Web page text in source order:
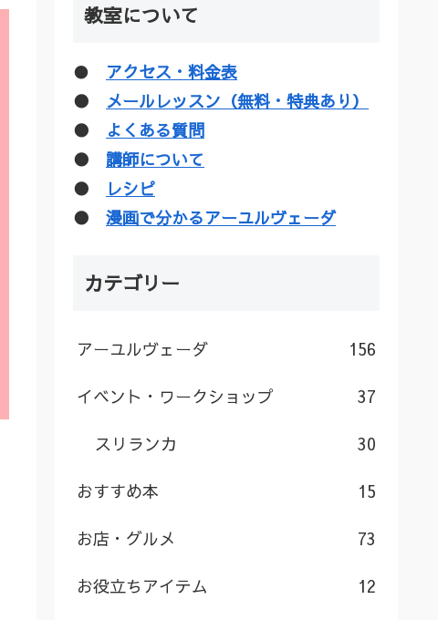
教室について
● アクセス・料金表
● メールレッスン（無料・特典あり）
●
よくある質問
● 講師について
●
レシピ
● 漫画で分かるアーユルヴェーダ
カテゴリー
アーユルヴェーダ 156
イベント・ワークショップ 37
スリランカ 30
おすすめ本 15
お店・グルメ 73
お役立ちアイテム 12